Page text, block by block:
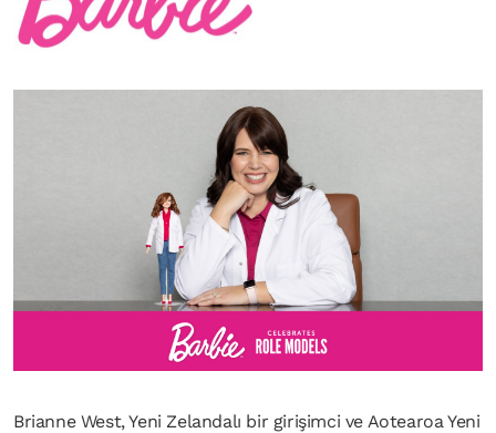
Brianne West, Yeni Zelandalı bir girişimci ve Aotearoa Yeni